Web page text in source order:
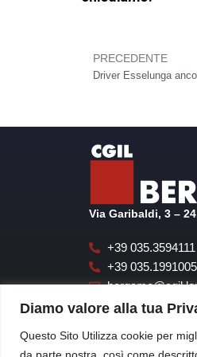
Diamo valore alla tua
Questo Sito Utilizza cookie per
da parte nostra, così come
PRECEDENTE
Via Garibaldi, 3 –
+39 035.3594111
+39